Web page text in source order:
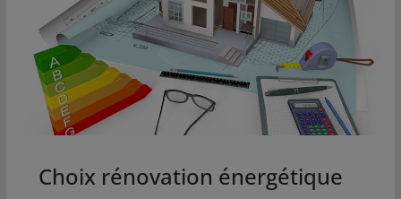
Choix rénovation énergétique